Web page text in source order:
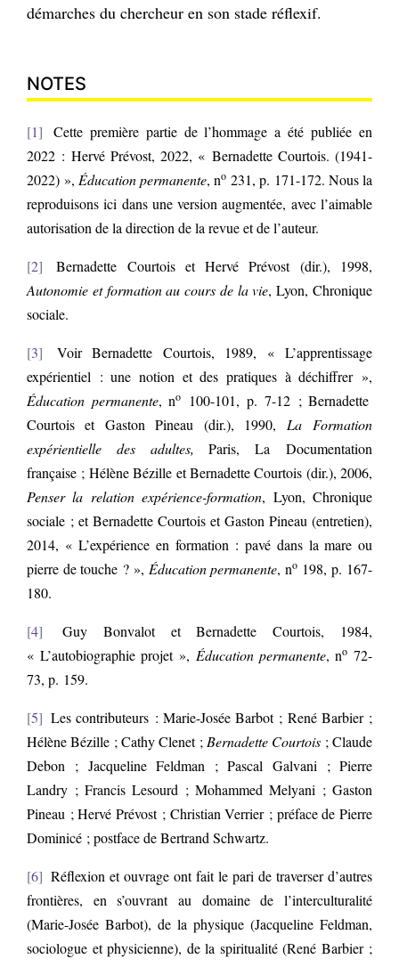
démarches du chercheur en son stade réflexif.
NOTES
1
Cette première partie de l’hommage a été publiée en
2022 : Hervé Prévost, 2022, « Bernadette Courtois. (1941-
2022) », Éducation permanente, no 231, p. 171-172. Nous la
reproduisons ici dans une version augmentée, avec l’aimable
autorisation de la direction de la revue et de l’auteur.
2
Bernadette Courtois et Hervé Prévost (dir.), 1998,
Autonomie et formation au cours de la vie, Lyon, Chronique
sociale.
3
Voir Bernadette Courtois, 1989, « L’apprentissage
expérientiel : une notion et des pratiques à déchiffrer »,
Éducation permanente, no
100-101, p. 7-12 ; Bernadette
Courtois et Gaston Pineau (dir.), 1990, La Formation
expérientielle des adultes,Paris, La Documentation
française ; Hélène Bézille et Bernadette Courtois (dir.), 2006,
Penser la relation expérience-formation, Lyon, Chronique
sociale ; et Bernadette Courtois et Gaston Pineau (entretien),
2014, « L’expérience en formation : pavé dans la mare ou
pierre de touche ? », Éducation permanente, no198, p. 167-
180.
4
Guy Bonvalot et Bernadette Courtois, 1984,
« L’autobiographie projet », Éducation permanente, no72-
73, p. 159.
5
Les contributeurs : Marie-Josée Barbot ; René Barbier ;
Hélène Bézille ; Cathy Clenet ; Bernadette Courtois ; Claude
Debon ; Jacqueline Feldman ; Pascal Galvani ; Pierre
Landry ; Francis Lesourd ; Mohammed Melyani ; Gaston
Pineau ; Hervé Prévost ; Christian Verrier ; préface de Pierre
Dominicé ; postface de Bertrand Schwartz.
6
Réflexion et ouvrage ont fait le pari de traverser d’autres
frontières, en s’ouvrant au domaine de l’interculturalité
(Marie-Josée Barbot), de la physique (Jacqueline Feldman,
sociologue et physicienne), de la spiritualité (René Barbier ;